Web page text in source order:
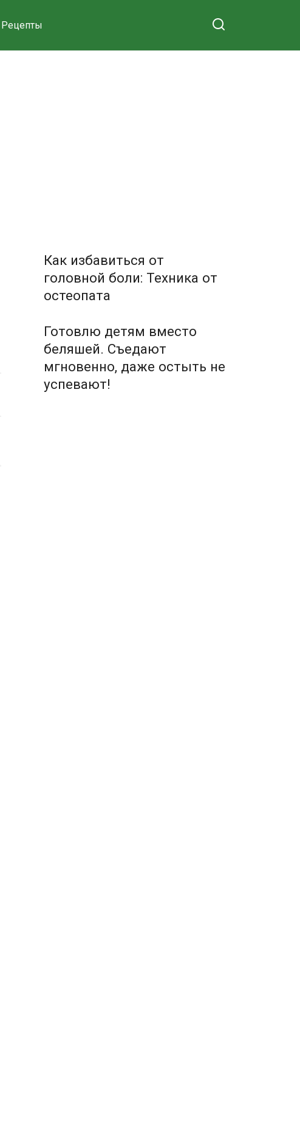
Рецепты
Как избавиться от
головной боли: Техника от
остеопата
Готовлю детям вместо
беляшей. Съедают
мгновенно, даже остыть не
успевают!